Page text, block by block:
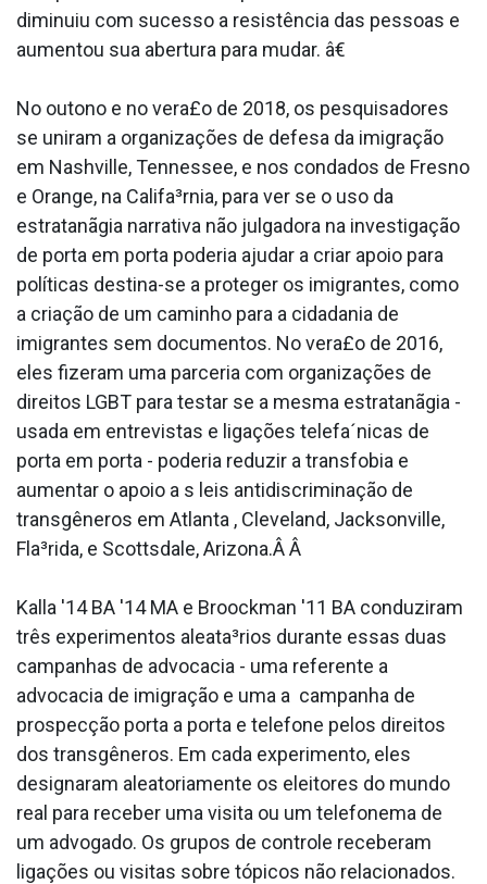
diminuiu com sucesso a resistência das pessoas e
aumentou sua abertura para mudar. â€
No outono e no vera£o de 2018, os pesquisadores
se uniram a organizações de defesa da imigração
em Nashville, Tennessee, e nos condados de Fresno
e Orange, na Califa³rnia, para ver se o uso da
estratanãgia narrativa não julgadora na investigação
de porta em porta poderia ajudar a criar apoio para
políticas destina-se a proteger os imigrantes, como
a criação de um caminho para a cidadania de
imigrantes sem documentos. No vera£o de 2016,
eles fizeram uma parceria com organizações de
direitos LGBT para testar se a mesma estratanãgia -
usada em entrevistas e ligações telefa´nicas de
porta em porta - poderia reduzir a transfobia e
aumentar o apoio a s leis antidiscriminação de
transgêneros em Atlanta , Cleveland, Jacksonville,
Fla³rida, e Scottsdale, Arizona.Â Â
Kalla '14 BA '14 MA e Broockman '11 BA conduziram
três experimentos aleata³rios durante essas duas
campanhas de advocacia - uma referente a
advocacia de imigração e uma a campanha de
prospecção porta a porta e telefone pelos direitos
dos transgêneros. Em cada experimento, eles
designaram aleatoriamente os eleitores do mundo
real para receber uma visita ou um telefonema de
um advogado. Os grupos de controle receberam
ligações ou visitas sobre tópicos não relacionados.